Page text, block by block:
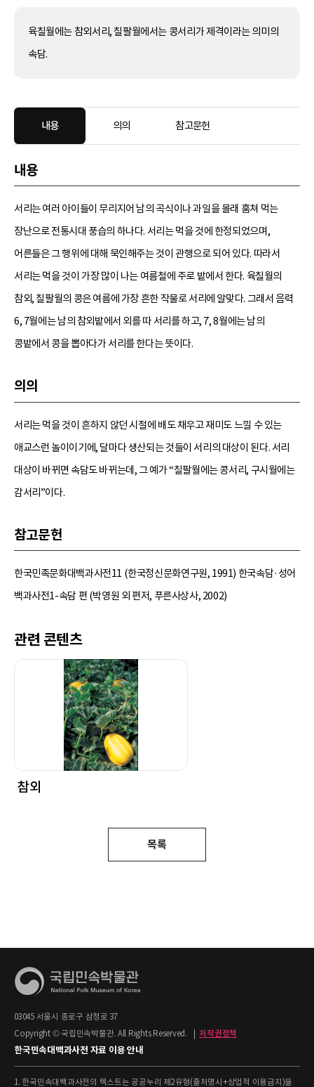
육칠월에는 참외서리, 칠팔월에서는 콩서리가 제격이라는 의미의
속담.
내용 의의 참고문헌
내용
서리는 여러 아이들이 무리지어 남의 곡식이나 과일을 몰래 훔쳐 먹는
장난으로 전통시대 풍습의 하나다. 서리는 먹을 것에 한정되었으며,
어른들은 그 행위에 대해 묵인해주는 것이 관행으로 되어 있다. 따라서
서리는 먹을 것이 가장 많이 나는 여름철에 주로 밭에서 한다. 육칠월의
참외, 칠팔월의 콩은 여름에 가장 흔한 작물로 서리에 알맞다. 그래서 음력
6, 7월에는 남의 참외밭에서 외를 따 서리를 하고, 7, 8월에는 남의
콩밭에서 콩을 뽑아다가 서리를 한다는 뜻이다.
의의
서리는 먹을 것이 흔하지 않던 시절에 배도 채우고 재미도 느낄 수 있는
애교스런 놀이이기에, 달마다 생산되는 것들이 서리의 대상이 된다. 서리
대상이 바뀌면 속담도 바뀌는데, 그 예가 “칠팔월에는 콩서리, 구시월에는
감서리”이다.
참고문헌
한국민족문화대백과사전11 (한국정신문화연구원, 1991) 한국속담·성어
백과사전1-속담 편 (박영원 외 편저, 푸른사상사, 2002)
관련 콘텐츠
참외
목록
03045 서울시 종로구 삼청로 37
Copyright © 국립민속박물관. All Rights Reserved.
저작권정책
한국민속대백과사전 자료 이용 안내
1. 한국민속대백과사전의 텍스트는 공공누리 제2유형(출처명시+상업적 이용금지)을